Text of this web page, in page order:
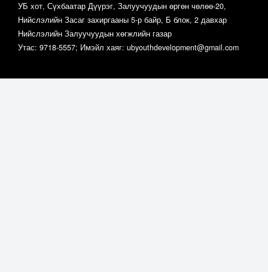
УБ хот, Сүхбаатар Дүүрэг, Залуучуудын өргөн чөлөө-20,
Нийслэлийн Засаг захиргааны 5-р байр, Б блок, 2 давхар
Нийслэлийн Залуучуудын хөгжлийн газар
Утас: 9718-5557; Имэйл хаяг: ubyouthdevelopment@gmail.com